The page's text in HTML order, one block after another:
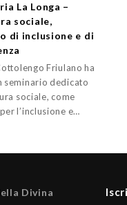
La Longa –
sociale,
di inclusione e di
Friulano ha
seminario dedicato
sociale, come
l’inclusione e…
Divina